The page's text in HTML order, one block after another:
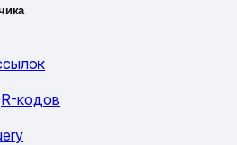
кодов